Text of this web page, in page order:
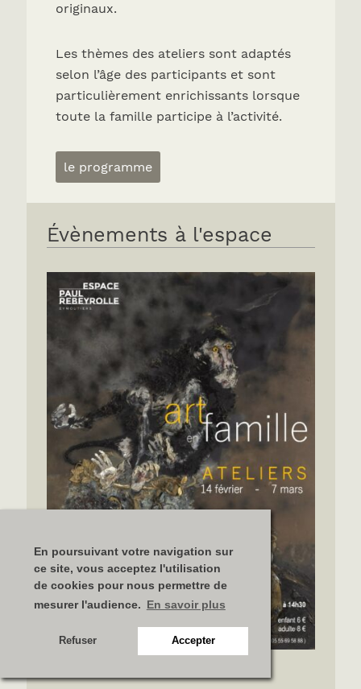
En poursuivant votre navigation sur
ce site, vous acceptez l'utilisation
de cookies pour nous permettre de
mesurer l'audience. En savoir plus
Refuser Accepter
originaux.
Les thèmes des ateliers sont adaptés
selon l’âge des participants et sont
particulièrement enrichissants lorsque
toute la famille participe à l’activité.
le programme
Évènements à l'espace